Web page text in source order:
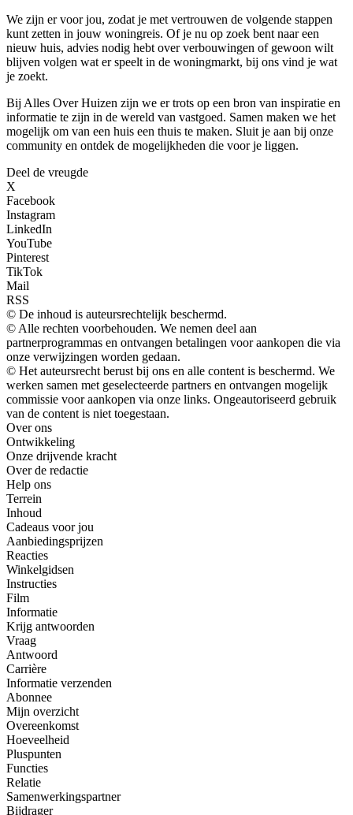
We zijn er voor jou, zodat je met vertrouwen de volgende stappen
kunt zetten in jouw woningreis. Of je nu op zoek bent naar een
nieuw huis, advies nodig hebt over verbouwingen of gewoon wilt
blijven volgen wat er speelt in de woningmarkt, bij ons vind je wat
je zoekt.
Bij Alles Over Huizen zijn we er trots op een bron van inspiratie en
informatie te zijn in de wereld van vastgoed. Samen maken we het
mogelijk om van een huis een thuis te maken. Sluit je aan bij onze
community en ontdek de mogelijkheden die voor je liggen.
Deel de vreugde
X
Facebook
Instagram
LinkedIn
YouTube
Pinterest
TikTok
Mail
RSS
© De inhoud is auteursrechtelijk beschermd.
© Alle rechten voorbehouden. We nemen deel aan
partnerprogrammas en ontvangen betalingen voor aankopen die via
onze verwijzingen worden gedaan.
© Het auteursrecht berust bij ons en alle content is beschermd. We
werken samen met geselecteerde partners en ontvangen mogelijk
commissie voor aankopen via onze links. Ongeautoriseerd gebruik
van de content is niet toegestaan.
Over ons
Ontwikkeling
Onze drijvende kracht
Over de redactie
Help ons
Terrein
Inhoud
Cadeaus voor jou
Aanbiedingsprijzen
Reacties
Winkelgidsen
Instructies
Film
Informatie
Krijg antwoorden
Vraag
Antwoord
Carrière
Informatie verzenden
Abonnee
Mijn overzicht
Overeenkomst
Hoeveelheid
Pluspunten
Functies
Relatie
Samenwerkingspartner
Bijdrager